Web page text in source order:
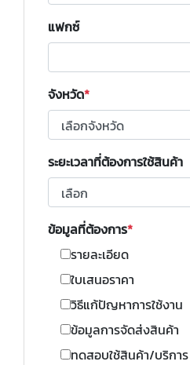
แฟกซ์
จังหวัด
ระยะเวลาที่ต้องการใช้สินค้า
ข้อมูลที่ต้องการ
รายละเอียด
ใบเสนอราคา
วิธีแก้ปัญหาการใช้งาน
ข้อมูลการจัดส่งสินค้า
ทดสอบใช้สินค้า/บริการ